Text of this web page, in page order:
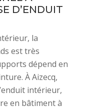
D’ENDUIT
la
est très
dépend en
À Aizecq,
intérieur,
en bâtiment à